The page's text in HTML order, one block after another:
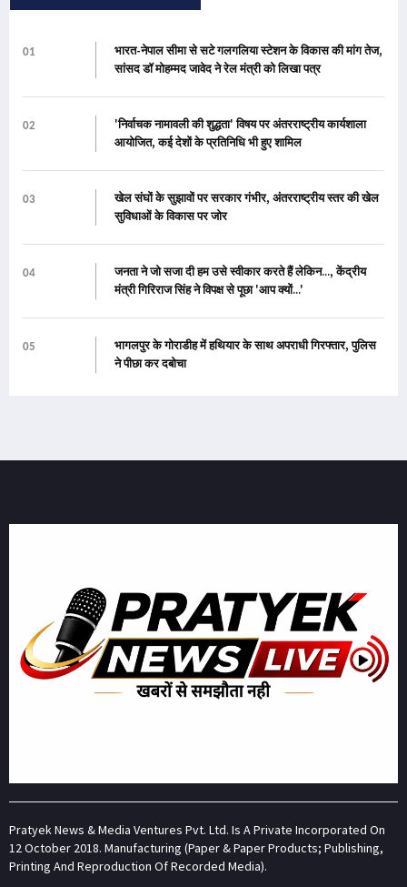
01
भारत-नेपाल सीमा से सटे गलगलिया स्टेशन के विकास की मांग तेज,
सांसद डॉ मोहम्मद जावेद ने रेल मंत्री को लिखा पत्र
02
'निर्वाचक नामावली की शुद्धता' विषय पर अंतरराष्ट्रीय कार्यशाला
आयोजित, कई देशों के प्रतिनिधि भी हुए शामिल
03
खेल संघों के सुझावों पर सरकार गंभीर, अंतरराष्ट्रीय स्तर की खेल
सुविधाओं के विकास पर जोर
04
जनता ने जो सजा दी हम उसे स्वीकार करते हैं लेकिन..., केंद्रीय
मंत्री गिरिराज सिंह ने विपक्ष से पूछा 'आप क्यों...'
05
भागलपुर के गोराडीह में हथियार के साथ अपराधी गिरफ्तार, पुलिस
ने पीछा कर दबोचा
Pratyek News & Media Ventures Pvt. Ltd. Is A Private Incorporated On
12 October 2018. Manufacturing (Paper & Paper Products; Publishing,
Printing And Reproduction Of Recorded Media).